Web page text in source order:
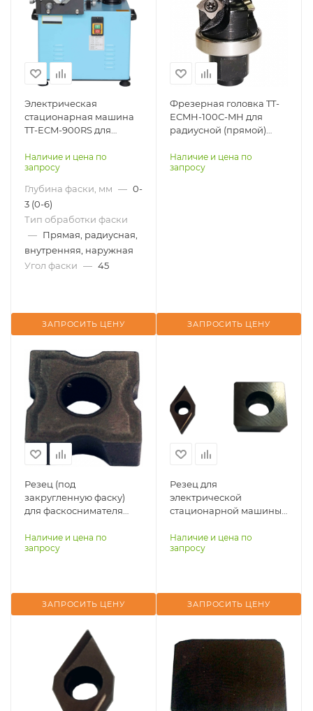
Электрическая
стационарная машина
TT-ECM-900RS для
Наличие и цена по
запросу
Глубина фаски, мм — 0-
3 (0-6)
Тип обработки фаски
— Прямая, радиусная,
внутренняя, наружная
Угол фаски — 45
ЗАПРОСИТЬ ЦЕНУ
Фрезерная головка TT-
ECMH-100C-MH для
радиусной (прямой)
Наличие и цена по
запросу
ЗАПРОСИТЬ ЦЕНУ
Резец (под
закругленную фаску)
для фаскоснимателя
ручного SA8727
Наличие и цена по
запросу
ЗАПРОСИТЬ ЦЕНУ
Резец для
электрической
стационарной машины
Наличие и цена по
запросу
ЗАПРОСИТЬ ЦЕНУ